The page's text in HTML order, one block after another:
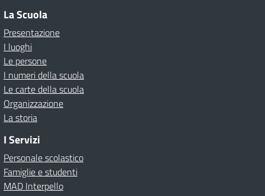
La Scuola
Presentazione
I luoghi
Le persone
I numeri della scuola
Le carte della scuola
Organizzazione
La storia
I Servizi
Personale scolastico
Famiglie e studenti
MAD Interpello